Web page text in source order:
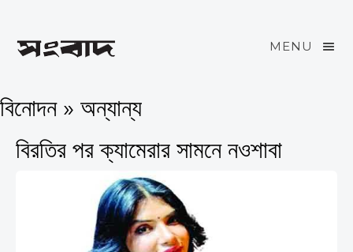
MENU
বিনোদন » অন্যান্য
বিরতির পর ক্যামেরার সামনে নওশাবা